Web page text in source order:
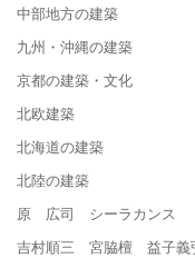
中部地方の建築
九州・沖縄の建築
京都の建築・文化
北欧建築
北海道の建築
北陸の建築
原 広司 シーラカンス
吉村順三 宮脇檀 益子